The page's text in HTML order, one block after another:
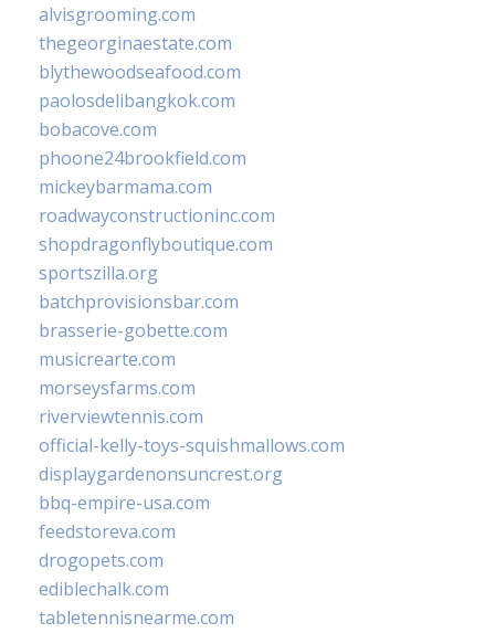
alvisgrooming.com
thegeorginaestate.com
blythewoodseafood.com
paolosdelibangkok.com
bobacove.com
phoone24brookfield.com
mickeybarmama.com
roadwayconstructioninc.com
shopdragonflyboutique.com
sportszilla.org
batchprovisionsbar.com
brasserie-gobette.com
musicrearte.com
morseysfarms.com
riverviewtennis.com
official-kelly-toys-squishmallows.com
displaygardenonsuncrest.org
bbq-empire-usa.com
feedstoreva.com
drogopets.com
ediblechalk.com
tabletennisnearme.com